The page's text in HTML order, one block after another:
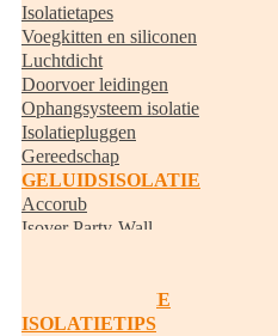
Isolatietapes
Voegkitten en siliconen
Luchtdicht
Doorvoer leidingen
Ophangsysteem isolatie
Isolatiepluggen
Gereedschap
GELUIDSISOLATIE
Accorub
Isover Party-Wall
RANDISOLATIE
ISOLATIETIPS